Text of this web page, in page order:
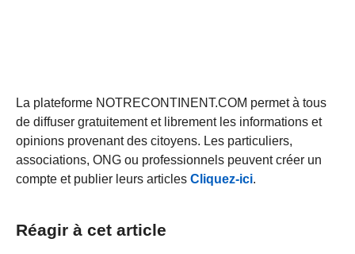
La plateforme NOTRECONTINENT.COM permet à tous
de diffuser gratuitement et librement les informations et
opinions provenant des citoyens. Les particuliers,
associations, ONG ou professionnels peuvent créer un
compte et publier leurs articles Cliquez-ici.
Réagir à cet article